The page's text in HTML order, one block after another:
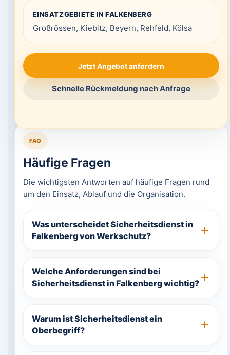
EINSATZGEBIETE IN FALKENBERG
Großrössen, Kiebitz, Beyern, Rehfeld, Kölsa
Jetzt Angebot anfordern
Schnelle Rückmeldung nach Anfrage
FAQ
Häufige Fragen
Die wichtigsten Antworten auf häufige Fragen rund
um den Einsatz, Ablauf und die Organisation.
Was unterscheidet Sicherheitsdienst in
Falkenberg von Werkschutz?
Welche Anforderungen sind bei
Sicherheitsdienst in Falkenberg wichtig?
Warum ist Sicherheitsdienst ein
Oberbegriff?